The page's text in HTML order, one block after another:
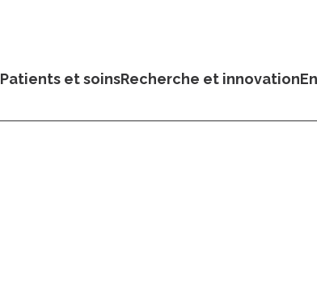
Patients et soinsRecherche et innovation